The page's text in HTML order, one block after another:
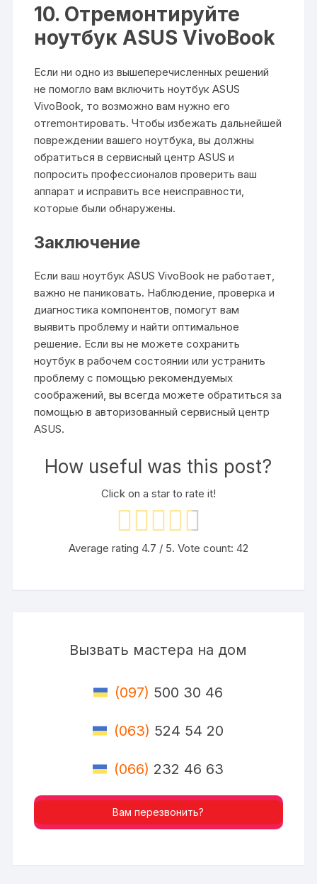
10. Отремонтируйте
ноутбук ASUS VivoBook
Если ни одно из вышеперечисленных решений
не помогло вам включить ноутбук ASUS
VivoBook, то возможно вам нужно его
отremонтировать. Чтобы избежать дальнейшей
повреждении вашего ноутбука, вы должны
обратиться в сервисный центр ASUS и
попросить профессионалов проверить ваш
аппарат и исправить все неисправности,
которые были обнаружены.
Заключение
Если ваш ноутбук ASUS VivoBook не работает,
важно не паниковать. Наблюдение, проверка и
диагностика компонентов, помогут вам
выявить проблему и найти оптимальное
решение. Если вы не можете сохранить
ноутбук в рабочем состоянии или устранить
проблему с помощью рекомендуемых
соображений, вы всегда можете обратиться за
помощью в авторизованный сервисный центр
ASUS.
How useful was this post?
Click on a star to rate it!
Average rating 4.7 / 5. Vote count: 42
Вызвать мастера на дом
(097) 500 30 46
(063) 524 54 20
(066) 232 46 63
Вам перезвонить?